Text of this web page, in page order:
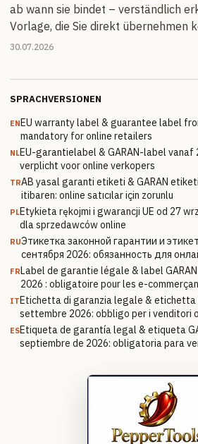
ab wann sie bindet – verständlich
Vorlage, die Sie direkt übernehmen
30.07.2026
SPRACHVERSIONEN
ENEU warranty label & guarantee label
mandatory for online retailers
NLEU-garantielabel & GARAN-label vanaf
verplicht voor online verkopers
TRAB yasal garanti etiketi & GARAN
itibaren: online satıcılar için zorunlu
PLEtykieta rękojmi i gwarancji UE od 27
dla sprzedawców online
RUЭтикетка законной гарантии и
сентября 2026: обязанность для
FRLabel de garantie légale & label
2026 : obligatoire pour les e-
ITEtichetta di garanzia legale & etichetta
settembre 2026: obbligo per i venditori
ESEtiqueta de garantía legal & etiqueta
septiembre de 2026: obligatoria para